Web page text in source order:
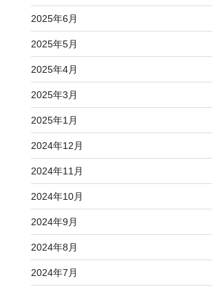
2025年6月
2025年5月
2025年4月
2025年3月
2025年1月
2024年12月
2024年11月
2024年10月
2024年9月
2024年8月
2024年7月